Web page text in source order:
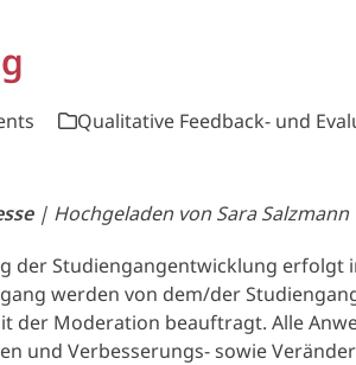
Qualitative Feedback- und
| Hochgeladen von Sara Salzmann
der Studiengangentwicklung
werden von dem/der
Moderation beauftragt. Alle
und Verbesserungs- sowie